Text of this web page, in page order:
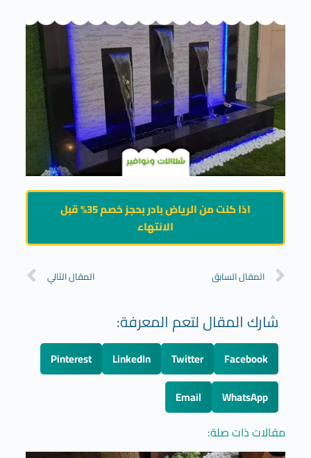
اذا كنت من الرياض بادر بحجز خصم 35% قبل
الانتهاء
المقال السابق المقال التالي
شارك المقال لتعم المعرفة:
Facebook
Twitter
LinkedIn
Pinterest
WhatsApp
Email
مقالات ذات صلة: